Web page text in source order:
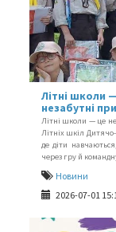
Літні школи
незабутні
Літні школи — це
Літніх шкіл
де діти
через гру й
Новини
2026-07-01